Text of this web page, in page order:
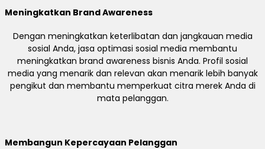
Meningkatkan Brand Awareness
Dengan meningkatkan keterlibatan dan jangkauan media
sosial Anda, jasa optimasi sosial media membantu
meningkatkan brand awareness bisnis Anda. Profil sosial
media yang menarik dan relevan akan menarik lebih banyak
pengikut dan membantu memperkuat citra merek Anda di
mata pelanggan.
Membangun Kepercayaan Pelanggan